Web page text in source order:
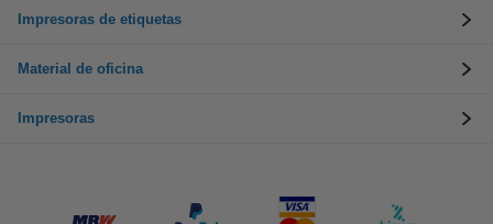
Impresoras de etiquetas
Material de oficina
Impresoras